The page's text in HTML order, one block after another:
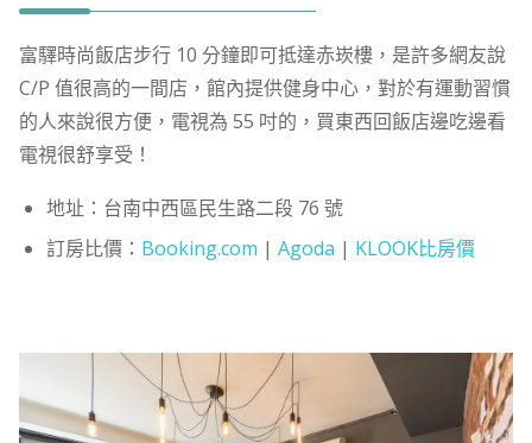
富驛時尚飯店步行 10 分鐘即可抵達赤崁樓，是許多網友說
C/P 值很高的一間店，館內提供健身中心，對於有運動習慣
的人來說很方便，電視為 55 吋的，買東西回飯店邊吃邊看
電視很舒享受！
地址：台南中西區民生路二段 76 號
訂房比價： Booking.com | Agoda | KLOOK比房價